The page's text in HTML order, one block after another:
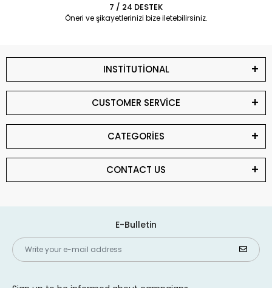
7 / 24 DESTEK
Öneri ve şikayetlerinizi bize iletebilirsiniz.
INSTİTUTİONAL
CUSTOMER SERVİCE
CATEGORİES
CONTACT US
E-Bulletin